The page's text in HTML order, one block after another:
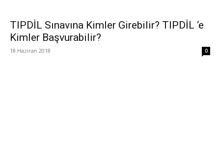
TIPDİL Sınavına Kimler Girebilir? TIPDİL ‘e
Kimler Başvurabilir?
18 Haziran 2018 0